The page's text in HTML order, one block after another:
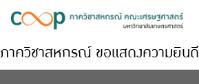
ภาควิชาสหกรณ์ ขอแสดงความยินดี